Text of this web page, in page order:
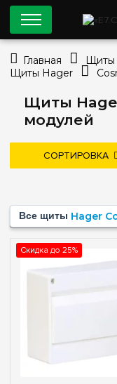
Щиты
модулей
СОРТИРОВКА
—
Тип монтажа
Наружный
Количество
1(+1)
Все щиты Hager
дешевле дороже
популярность
Скидка до 25%
Главная
Щиты
Щиты Hager